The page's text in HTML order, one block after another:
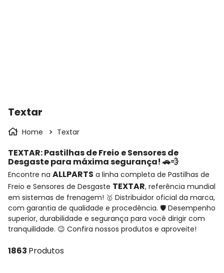
Textar
Textar
TEXTAR: Pastilhas de Freio e Sensores de
Desgaste para máxima segurança! 🚗💨
Encontre na ALLPARTS a linha completa de Pastilhas de
Freio e Sensores de Desgaste TEXTAR, referência mundial
em sistemas de frenagem! 🥇 Distribuidor oficial da marca,
com garantia de qualidade e procedência. 🛡️ Desempenho
superior, durabilidade e segurança para você dirigir com
tranquilidade. 😉 Confira nossos produtos e aproveite!
1863 Produtos